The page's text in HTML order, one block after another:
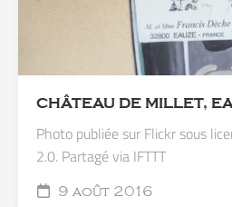
CHÂTEAU DE MILLET,
Photo publiée sur Flickr sous
2.0. Partagé via IFTTT
9 août 2016